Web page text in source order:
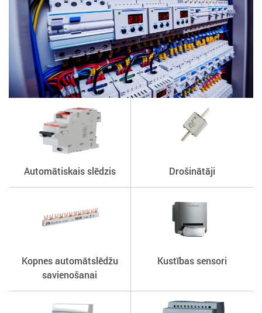
Automātiskais slēdzis Drošinātāji
Kopnes automātslēdžu
savienošanai
Kustības sensori